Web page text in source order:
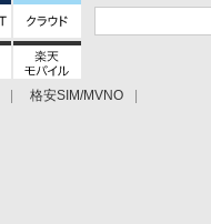
格安SIM/MVNO